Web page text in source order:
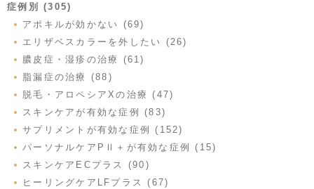
症例別 (305)
アポキルが効かない (69)
エリザベスカラーを外したい (26)
膿皮症・湿疹の治療 (61)
脂漏症の治療 (88)
脱毛・アロペシアXの治療 (47)
スキンケアが有効な症例 (83)
サプリメントが有効な症例 (152)
パーソナルケアPⅡ＋が有効な症例 (15)
スキンケアECプラス (90)
ヒーリングケアLFプラス (67)